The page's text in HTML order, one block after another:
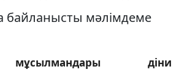
байланысты мәлімдеме
мұсылмандары діни